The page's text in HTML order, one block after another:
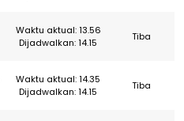
Waktu aktual: 13.56
Dijadwalkan: 14.15
Tiba
Waktu aktual: 14.35
Dijadwalkan: 14.15
Tiba